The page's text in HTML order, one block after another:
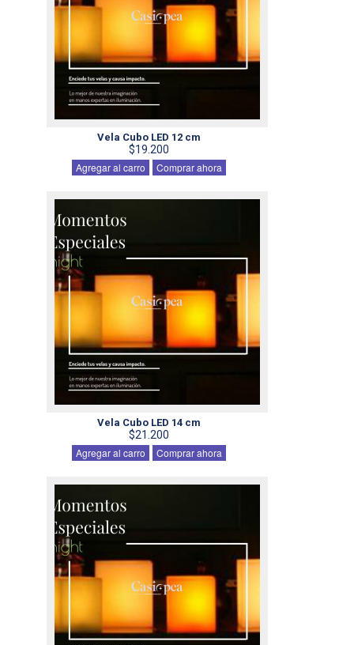
Vela Cubo LED 12 cm
$19.200
Agregar al carro Comprar ahora
Vela Cubo LED 14 cm
$21.200
Agregar al carro Comprar ahora